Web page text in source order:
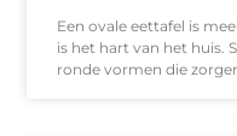
Een ovale eettafel is
is het hart van het huis.
ronde vormen die